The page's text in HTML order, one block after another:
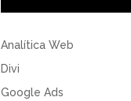
Analítica Web
Divi
Google Ads